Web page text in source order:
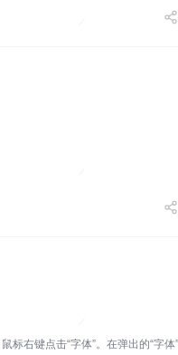
右键点击“字体”。在弹出的“字体